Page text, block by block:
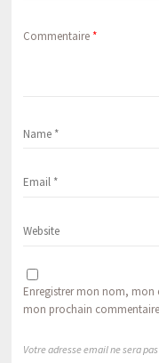
Commentaire*
Enregistrer mon nom, mon
mon prochain
Votre adresse email ne sera